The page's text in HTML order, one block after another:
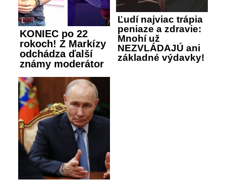
KONIEC po 22
rokoch! Z Markízy
odchádza ďalší
známy moderátor
Ľudí najviac trápia
peniaze a zdravie:
Mnohí už
NEZVLÁDAJÚ ani
základné výdavky!